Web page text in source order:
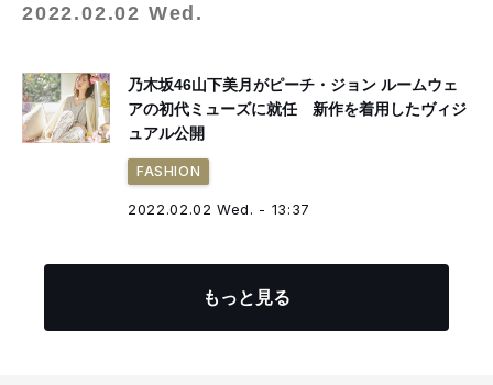
2022.02.02 Wed.
乃木坂46山下美月がピーチ・ジョン ルームウェ
アの初代ミューズに就任 新作を着用したヴィジ
ュアル公開
FASHION
2022.02.02 Wed. - 13:37
もっと見る